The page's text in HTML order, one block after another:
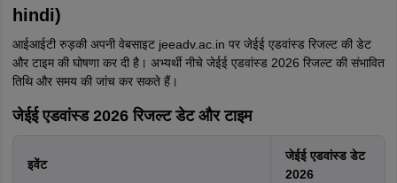
hindi)
आईआईटी रुड़की अपनी वेबसाइट jeeadv.ac.in पर जेईई एडवांस्ड रिजल्ट की डेट
और टाइम की घोषणा कर दी है। अभ्यर्थी नीचे जेईई एडवांस्ड 2026 रिजल्ट की संभावित
तिथि और समय की जांच कर सकते हैं।
जेईई एडवांस्ड 2026 रिजल्ट डेट और टाइम
इवेंट
जेईई एडवांस्ड डेट
2026